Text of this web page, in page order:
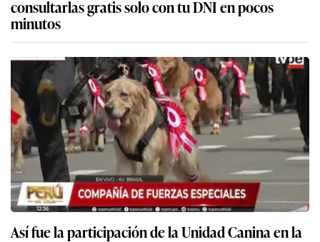
consultarlas gratis solo con tu DNI en pocos
minutos
Así fue la participación de la Unidad Canina en la